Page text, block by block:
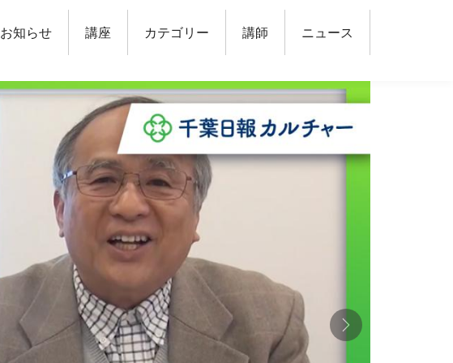
お知らせ 講座 カテゴリー 講師 ニュース
次へ